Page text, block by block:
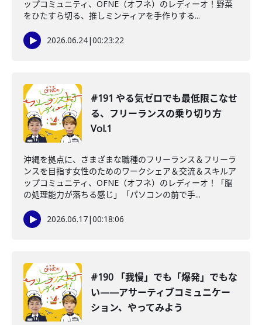
ップコミュニティ、OFNE（オフネ）のレディーオ！野菜
をひたすら切る、推しミンティアを手作りする...
2026.06.24|00:23:22
#191 やる気ゼロでも最低限こなせ
る、フリーランスの乗り切り方
Vol.1
沖縄を拠点に、さまざまな職種のフリーランス＆フリーラ
ンスを目指す女性のためのワークシェア＆交流＆スキルア
ップコミュニティ、OFNE（オフネ）のレディーオ！「脳
の処理能力が落ちる感じ」「パソコンの前で手...
2026.06.17|00:18:06
#190 「我慢」でも「爆発」でもな
い——アサーティブコミュニケー
ション、やってみよう